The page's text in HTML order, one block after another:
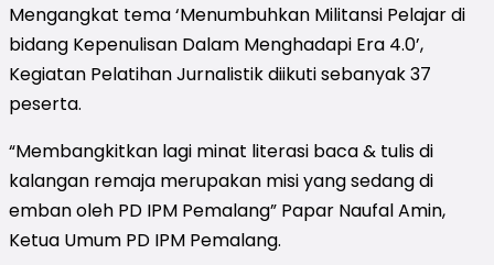
Mengangkat tema ‘Menumbuhkan Militansi Pelajar di
bidang Kepenulisan Dalam Menghadapi Era 4.0’,
Kegiatan Pelatihan Jurnalistik diikuti sebanyak 37
peserta.
“Membangkitkan lagi minat literasi baca & tulis di
kalangan remaja merupakan misi yang sedang di
emban oleh PD IPM Pemalang” Papar Naufal Amin,
Ketua Umum PD IPM Pemalang.